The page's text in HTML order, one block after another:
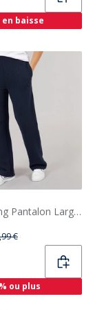
en baisse
Bench Jogging Pantalon Large Large Femme Marine
€
ou plus